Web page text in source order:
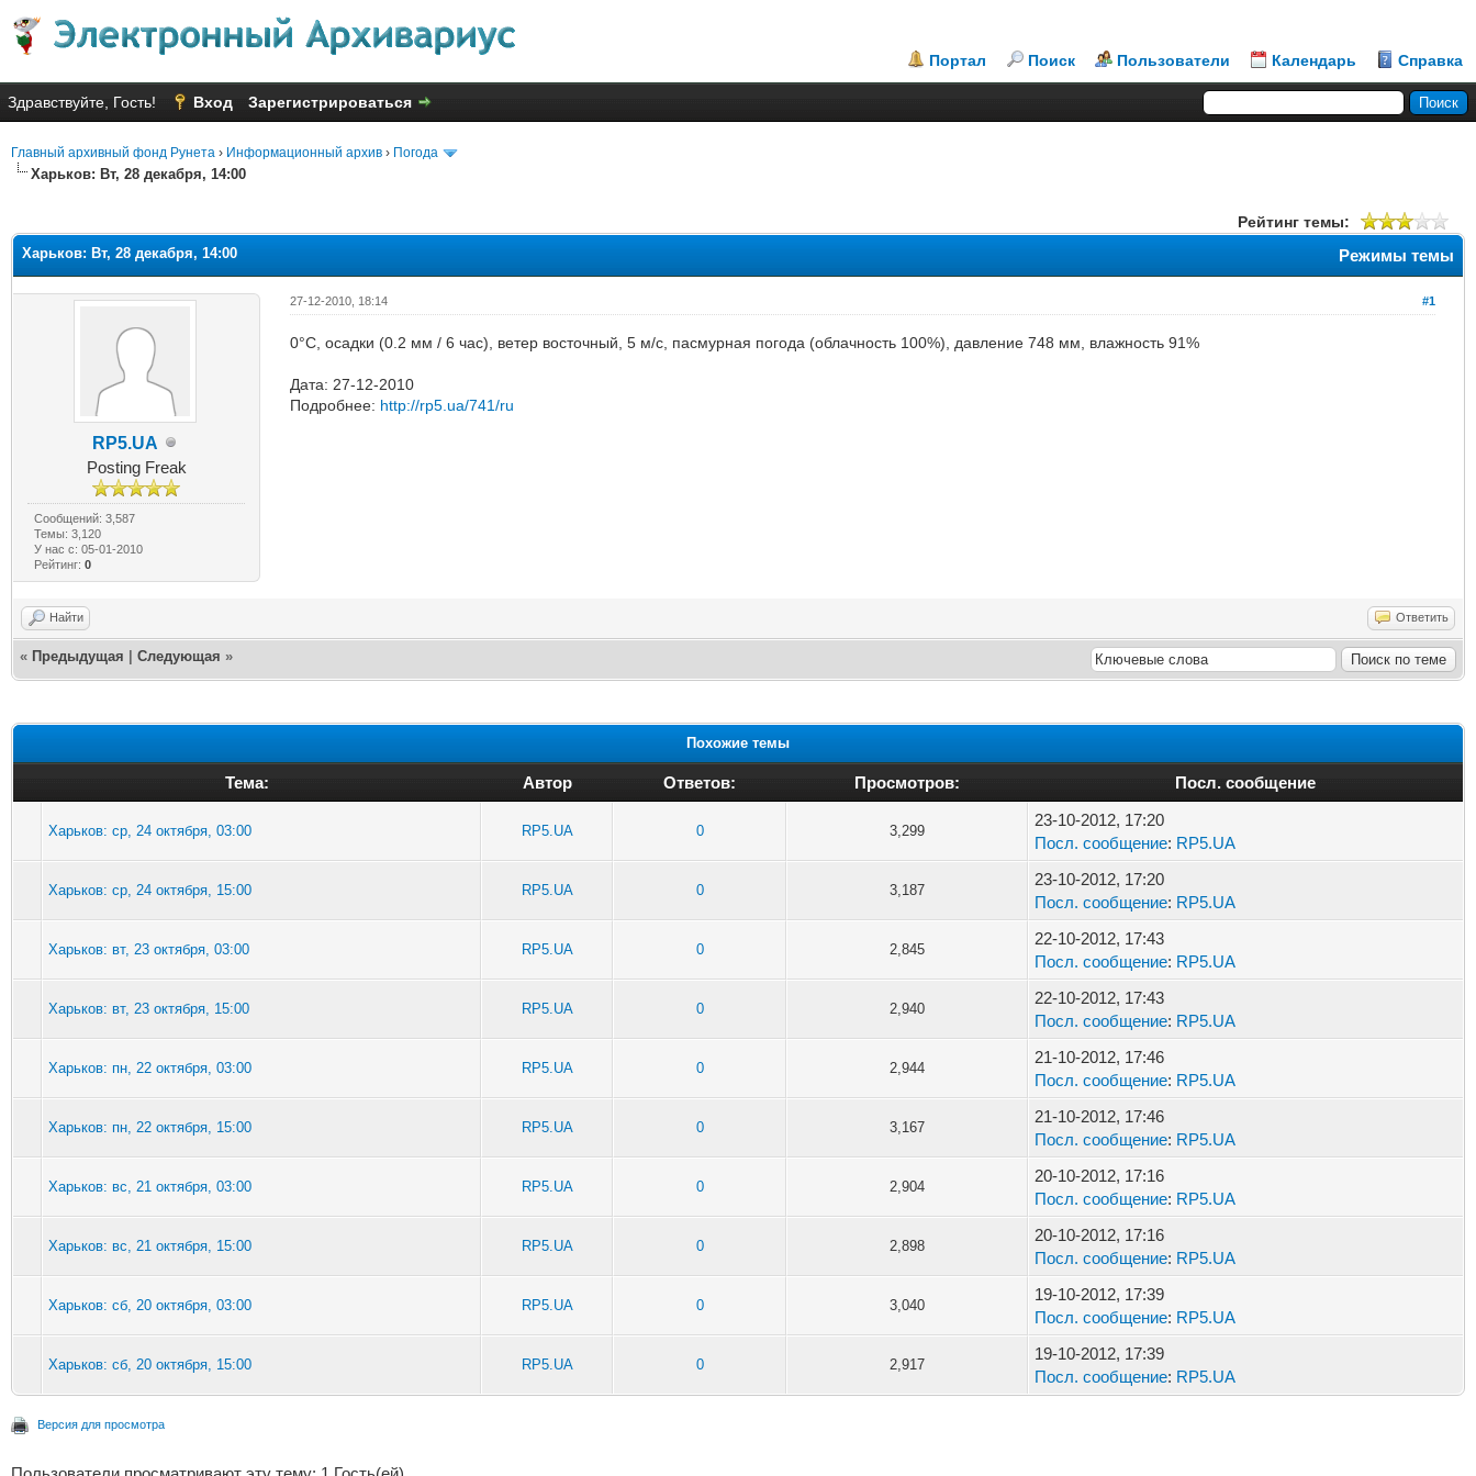
Портал Поиск Пользователи Календарь Справка
Здравствуйте, Гость! Вход Зарегистрироваться
Главный архивный фонд Рунета › Информационный архив › Погода
Харьков: Вт, 28 декабря, 14:00
Рейтинг темы:
Режимы темы
Харьков: Вт, 28 декабря, 14:00
RP5.UA
Posting Freak
Сообщений: 3,587
Темы: 3,120
У нас с: 05-01-2010
Рейтинг:0
#1
27-12-2010, 18:14
0°C, осадки (0.2 мм / 6 час), ветер восточный, 5 м/с, пасмурная погода (облачность 100%), давление 748 мм, влажность 91%
Дата: 27-12-2010
Подробнее: http://rp5.ua/741/ru
Найти Ответить
« Предыдущая Следующая »
Похожие темы
Тема: Автор Ответов: Просмотров: Посл. сообщение
Харьков: ср, 24 октября, 03:00 RP5.UA 0 3,299
23-10-2012, 17:20
Посл. сообщение: RP5.UA
Харьков: ср, 24 октября, 15:00 RP5.UA 0 3,187
23-10-2012, 17:20
Посл. сообщение: RP5.UA
Харьков: вт, 23 октября, 03:00 RP5.UA 0 2,845
22-10-2012, 17:43
Посл. сообщение: RP5.UA
Харьков: вт, 23 октября, 15:00 RP5.UA 0 2,940
22-10-2012, 17:43
Посл. сообщение: RP5.UA
Харьков: пн, 22 октября, 03:00 RP5.UA 0 2,944
21-10-2012, 17:46
Посл. сообщение: RP5.UA
Харьков: пн, 22 октября, 15:00 RP5.UA 0 3,167
21-10-2012, 17:46
Посл. сообщение: RP5.UA
Харьков: вс, 21 октября, 03:00 RP5.UA 0 2,904
20-10-2012, 17:16
Посл. сообщение: RP5.UA
Харьков: вс, 21 октября, 15:00 RP5.UA 0 2,898
20-10-2012, 17:16
Посл. сообщение: RP5.UA
Харьков: сб, 20 октября, 03:00 RP5.UA 0 3,040
19-10-2012, 17:39
Посл. сообщение: RP5.UA
Харьков: сб, 20 октября, 15:00 RP5.UA 0 2,917
19-10-2012, 17:39
Посл. сообщение: RP5.UA
Версия для просмотра